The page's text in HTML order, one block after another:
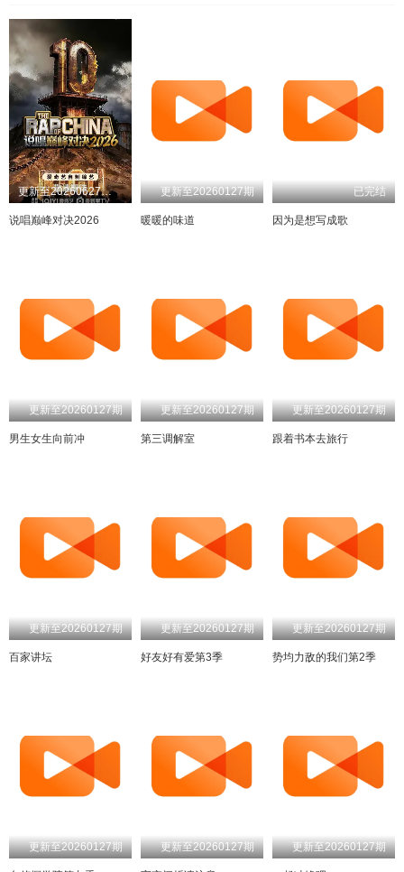
更新至20260627先导片
说唱巅峰对决2026
更新至20260127期
暖暖的味道
已完结
因为是想写成歌
更新至20260127期
男生女生向前冲
更新至20260127期
第三调解室
更新至20260127期
跟着书本去旅行
更新至20260127期
百家讲坛
更新至20260127期
好友好有爱第3季
更新至20260127期
势均力敌的我们第2季
更新至20260127期 更新至20260127期 更新至20260127期